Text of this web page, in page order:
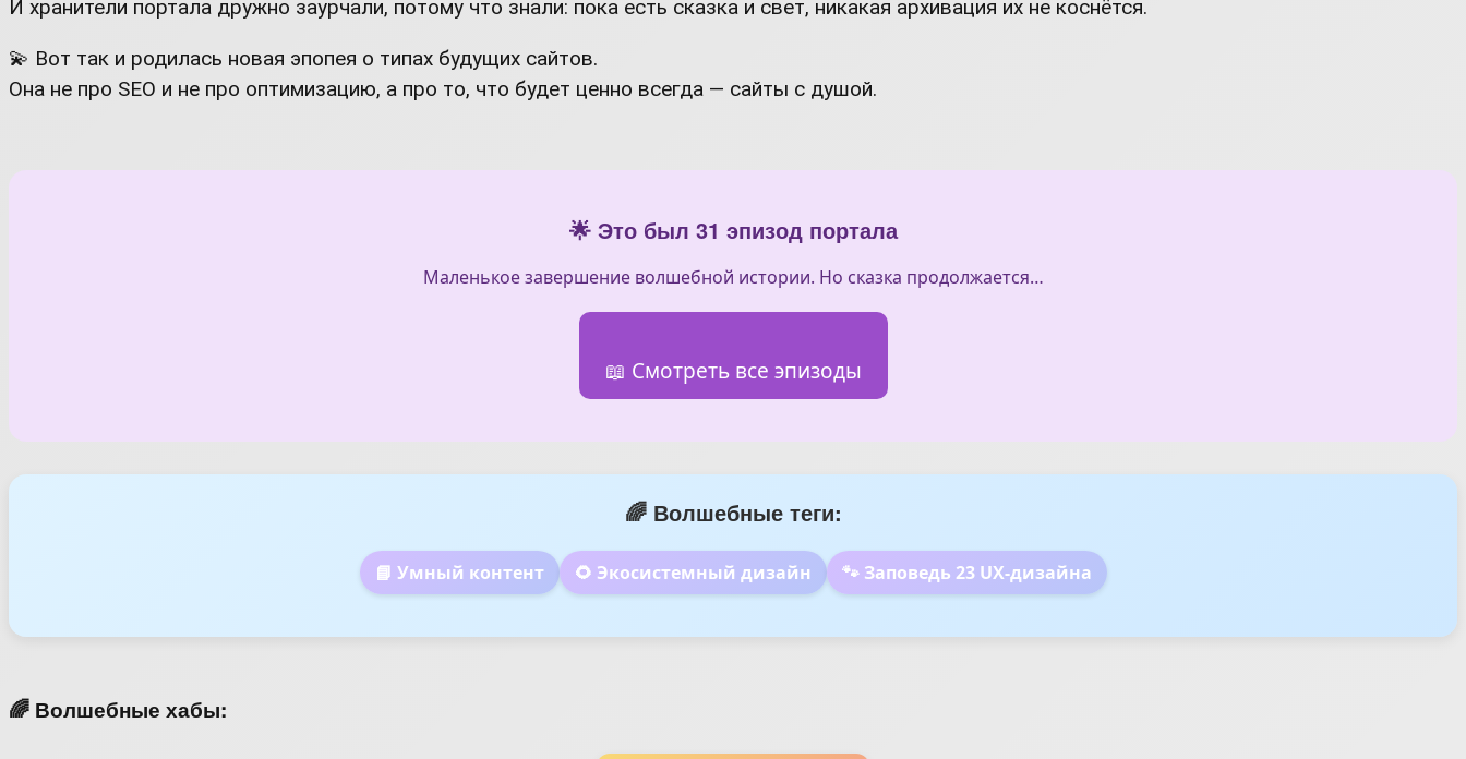
И хранители портала дружно заурчали, потому что знали: пока есть сказка и свет, никакая архивация их не коснётся.
💫 Вот так и родилась новая эпопея о типах будущих сайтов.
Она не про SEO и не про оптимизацию, а про то, что будет ценно всегда — сайты с душой.
🌟 Это был 31 эпизод портала
Маленькое завершение волшебной истории. Но сказка продолжается…
📖 Смотреть все эпизоды
🌈 Волшебные теги:
📘 Умный контент 🌻 Экосистемный дизайн 🐾 Заповедь 23 UX-дизайна
🌈 Волшебные хабы: